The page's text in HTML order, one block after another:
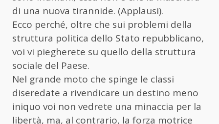
di una nuova tirannide. (Applausi).
Ecco perché, oltre che sui problemi della
struttura politica dello Stato repubblicano,
voi vi piegherete su quello della struttura
sociale del Paese.
Nel grande moto che spinge le classi
diseredate a rivendicare un destino meno
iniquo voi non vedrete una minaccia per la
libertà, ma, al contrario, la forza motrice